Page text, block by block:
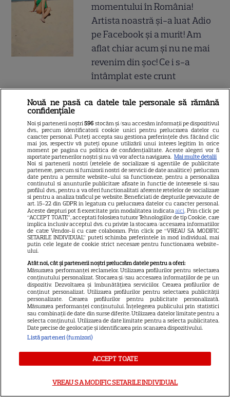
momentului în România!
Artista noastră și-a luat Adio
pe Facebook și a murit! Am
aflat chiar acum și nu ne mai
revenim din șoc! Ce i s-a
întâmplat este crunt
SERIALE
Nouă ne pasă ca datele tale personale să rămână
confidențiale
Noi și partenerii noștri596 stocăm și/sau accesăm informații pe dispozitivul
dvs., precum identificatorii cookie unici pentru prelucrarea datelor cu
caracter personal. Puteți accepta sau gestiona preferințele dvs. făcând clic
mai jos, respectiv vă puteți opune utilizării unui interes legitim în orice
moment pe pagina cu politica de confidențialitate. Aceste alegeri vor fi
raportate partenerilor noștri și nu vă vor afecta navigarea. Mai multe detalii
Noi si partenerii nostri (retelele de socializare si agentiile de publicitate
partenere, precum si furnizorii nostri de servicii de date analitice) prelucram
date pentru a permite website-ului sa functioneze, pentru a personaliza
continutul si anunturile publicitare afisate in functie de interesele si/sau
profilul dvs., pentru a va oferi functionalitati aferente retelelor de socializare
si pentru a analiza traficul pe website. Beneficiati de drepturile prevazute de
art. 15-22 din GDPR in legatura cu prelucrarea datelor cu caracter personal.
Aceste drepturi pot fi exercitate prin modalitatea indicataaici. Prin click pe
“ACCEPT TOATE”, acceptati folosirea tuturor Tehnologiilor de tip Cookie, care
implica inclusiv acceptul dvs. cu privire la stocarea/accesarea informatiilor
de catre Vendor-ii cu care colaboram. Prin click pe “VREAU SA MODIFIC
SETARILE INDIVIDUAL” puteti schimba preferintele in mod individual, mai
putin cele legate de cookie strict necesare pentru functionarea website-
ului.
Atât noi, cât și partenerii noștri prelucrăm datele pentru a oferi:
Măsurarea performanței reclamelor. Utilizarea profilurilor pentru selectarea
conținutului personalizat. Stocarea și/sau accesarea informațiilor de pe un
dispozitiv. Dezvoltarea și îmbunătățirea serviciilor. Crearea profilurilor de
conținut personalizat. Utilizarea profilurilor pentru selectarea publicității
personalizate. Crearea profilurilor pentru publicitate personalizată.
Măsurarea performanței conținutului. Înțelegerea publicului prin statistici
sau combinații de date din surse diferite. Utilizarea datelor limitate pentru a
selecta conținutul. Utilizarea de date limitate pentru a selecta publicitatea.
Date precise de geolocație și identificarea prin scanarea dispozitivului.
Listă parteneri (furnizori)
ACCEPT TOATE
VREAU SA MODIFIC SETARILE INDIVIDUAL